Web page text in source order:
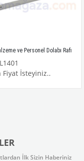
ve Personel Dolabı Rafı
Fiyat İsteyiniz..
İlk Sizin Haberiniz